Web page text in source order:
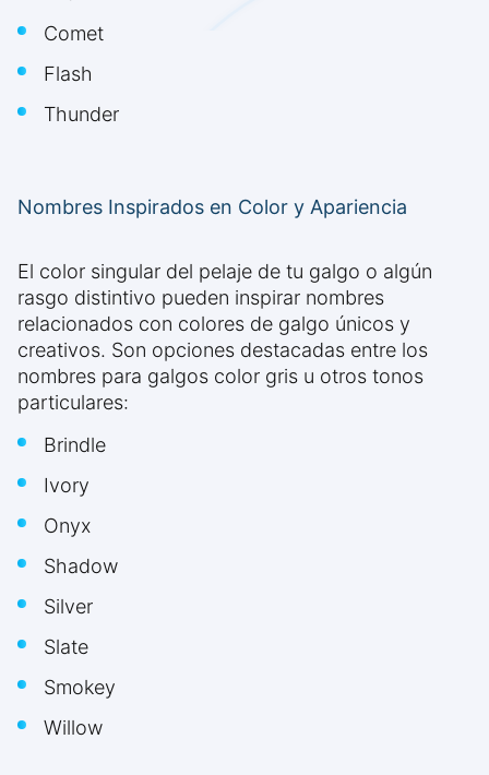
Comet
Flash
Thunder
Nombres Inspirados en Color y Apariencia
El color singular del pelaje de tu galgo o algún
rasgo distintivo pueden inspirar nombres
relacionados con colores de galgo únicos y
creativos. Son opciones destacadas entre los
nombres para galgos color gris u otros tonos
particulares:
Brindle
Ivory
Onyx
Shadow
Silver
Slate
Smokey
Willow